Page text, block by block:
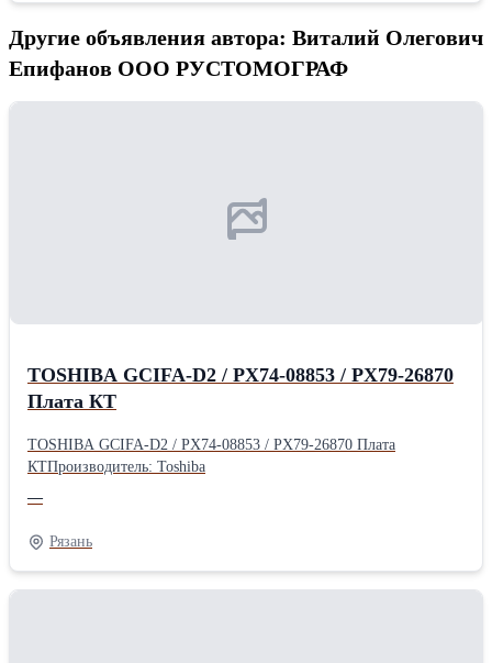
Другие объявления автора: Виталий Олегович
Епифанов ООО РУСТОМОГРАФ
TOSHIBA GCIFA-D2 / PX74-08853 / PX79-26870
Плата КТ
TOSHIBA GCIFA-D2 / PX74-08853 / PX79-26870 Плата
КТПроизводитель: Toshiba
—
Рязань